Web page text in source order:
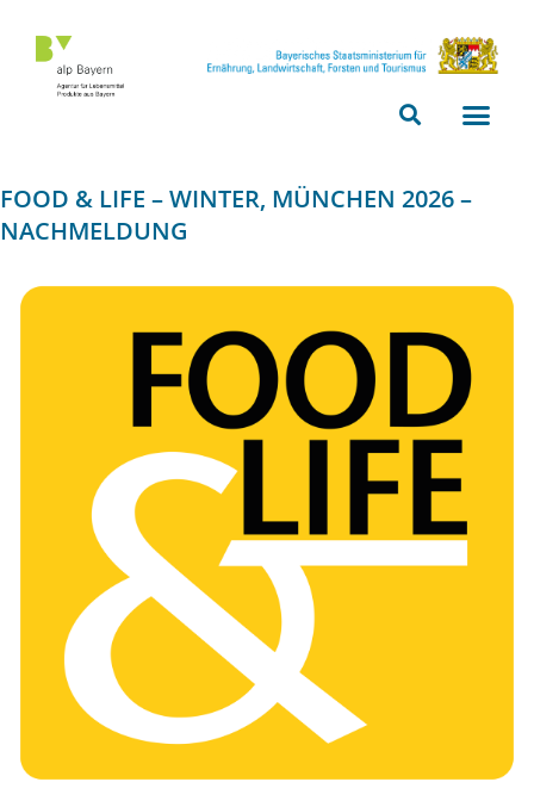
beachten
ein
Zugänglichkeitssystem
FOOD & LIFE – WINTER, MÜNCHEN 2026 –
NACHMELDUNG